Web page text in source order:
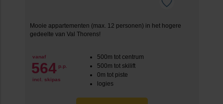
Mooie appartementen (max. 12 personen) in het hogere
gedeelte van Val Thorens!
vanaf
564 p.p.
incl. skipas
500m tot centrum
500m tot skilift
0m tot piste
logies